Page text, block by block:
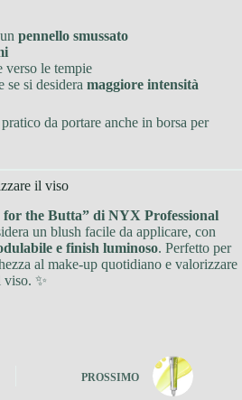
pennello smussato
verso le tempie
se si desidera maggiore intensità
da portare anche in borsa per
il viso
the Butta” di NYX Professional
un blush facile da applicare, con
e finish luminoso. Perfetto per
al make-up quotidiano e valorizzare
viso. ✨
PROSSIMO